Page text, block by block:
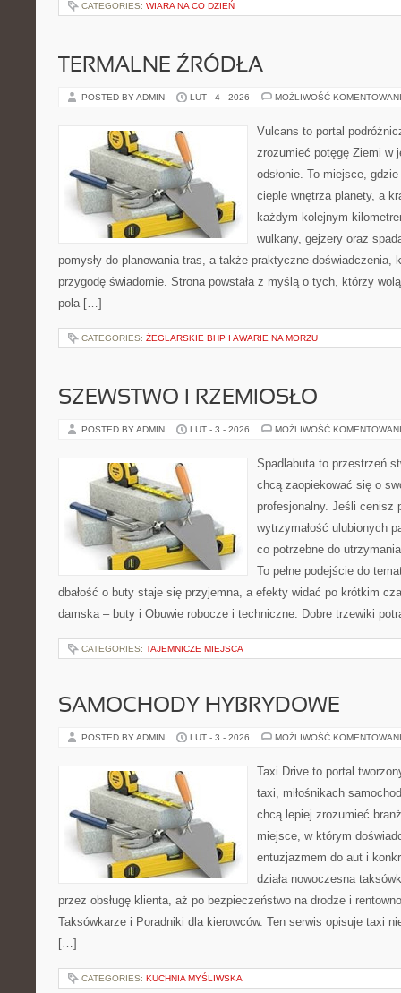
CATEGORIES: WIARA NA CO DZIEŃ
TERMALNE ŹRÓDŁA
POSTED BY ADMIN LUT - 4 - 2026 MOŻLIWOŚĆ
Vulcans to portal
zrozumieć potęgę Ziemi w
odsłonie. To miejsce,
cieple wnętrza planety, a
każdym kolejnym
wulkany, gejzery oraz
pomysły do planowania tras, a także praktyczne doświadczenia,
przygodę świadomie. Strona powstała z myślą o tych, którzy
pola […]
CATEGORIES: ŻEGLARSKIE BHP I AWARIE NA MORZU
SZEWSTWO I RZEMIOSŁO
POSTED BY ADMIN LUT - 3 - 2026 MOŻLIWOŚĆ
Spadlabuta to przestrzeń
chcą zaopiekować się o
profesjonalny. Jeśli cenisz
wytrzymałość ulubionych
co potrzebne do
To pełne podejście do
dbałość o buty staje się przyjemna, a efekty widać po krótkim
damska – buty i Obuwie robocze i techniczne. Dobre trzewiki
CATEGORIES: TAJEMNICZE MIEJSCA
SAMOCHODY HYBRYDOWE
POSTED BY ADMIN LUT - 3 - 2026 MOŻLIWOŚĆ
Taxi Drive to portal
taxi, miłośnikach
chcą lepiej zrozumieć
miejsce, w którym
entuzjazmem do aut i
działa nowoczesna
przez obsługę klienta, aż po bezpieczeństwo na drodze i
Taksówkarze i Poradniki dla kierowców. Ten serwis opisuje taxi
[…]
CATEGORIES: KUCHNIA MYŚLIWSKA